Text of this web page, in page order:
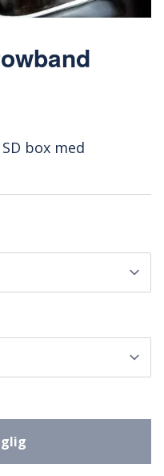
box med